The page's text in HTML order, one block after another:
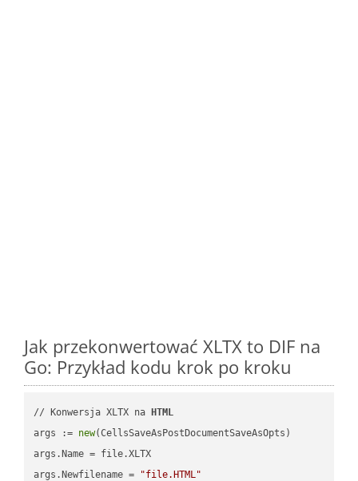
Jak przekonwertować XLTX to DIF na
Go: Przykład kodu krok po kroku
// Konwersja XLTX na
HTML
args := new(CellsSaveAsPostDocumentSaveAsOpts)
args.Name = file.XLTX
args.Newfilename =
"file.HTML"